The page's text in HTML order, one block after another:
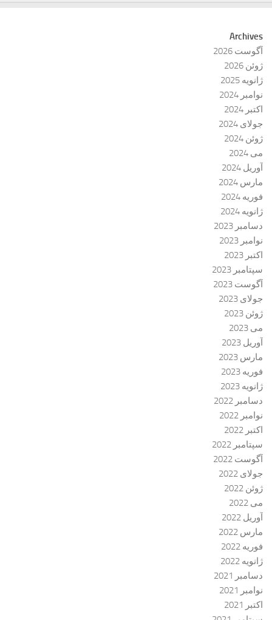
Archives
آگوست 2026
ژوئن 2026
ژانویه 2025
نوامبر 2024
اکتبر 2024
جولای 2024
ژوئن 2024
می 2024
آوریل 2024
مارس 2024
فوریه 2024
ژانویه 2024
دسامبر 2023
نوامبر 2023
اکتبر 2023
سپتامبر 2023
آگوست 2023
جولای 2023
ژوئن 2023
می 2023
آوریل 2023
مارس 2023
فوریه 2023
ژانویه 2023
دسامبر 2022
نوامبر 2022
اکتبر 2022
سپتامبر 2022
آگوست 2022
جولای 2022
ژوئن 2022
می 2022
آوریل 2022
مارس 2022
فوریه 2022
ژانویه 2022
دسامبر 2021
نوامبر 2021
اکتبر 2021